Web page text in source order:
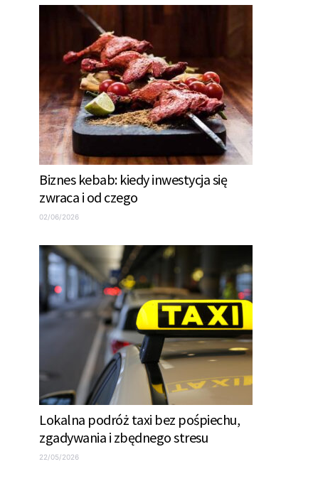
Biznes kebab: kiedy inwestycja się
zwraca i od czego
02/06/2026
Lokalna podróż taxi bez pośpiechu,
zgadywania i zbędnego stresu
22/05/2026